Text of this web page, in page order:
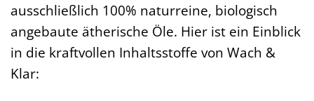
ausschließlich 100% naturreine, biologisch
angebaute ätherische Öle. Hier ist ein Einblick
in die kraftvollen Inhaltsstoffe von Wach &
Klar: